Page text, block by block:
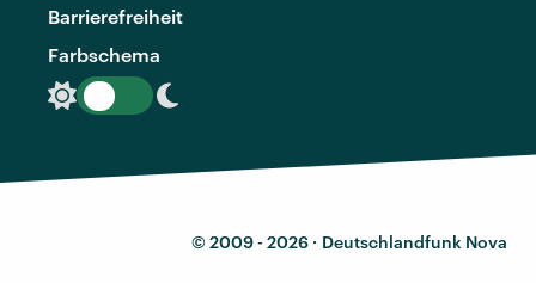
Barrierefreiheit
Farbschema
© 2009 - 2026 · Deutschlandfunk Nova